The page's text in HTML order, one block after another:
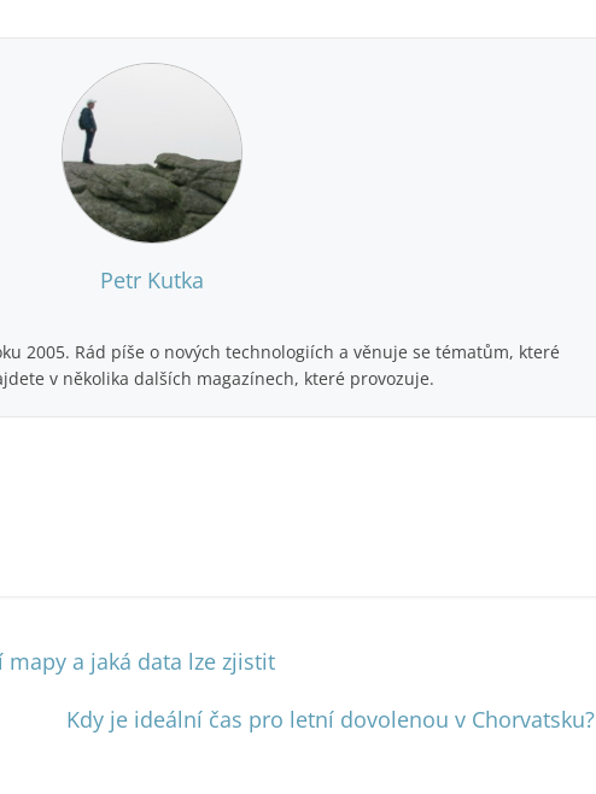
Petr Kutka
2005. Rád píše o nových technologiích a věnuje se tématům, které
v několika dalších magazínech, které provozuje.
a jaká data lze zjistit
Kdy je ideální čas pro letní dovolenou v Chorvatsku?